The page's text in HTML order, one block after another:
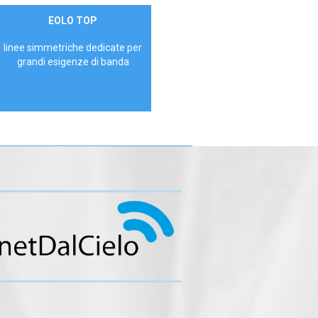
ContattaciEOLO TOP
linee simmetriche dedicate per
grandi esigenze di banda